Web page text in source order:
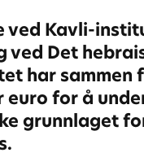
ved Kavli-
ved Det
har sammen
euro for å
grunnlaget